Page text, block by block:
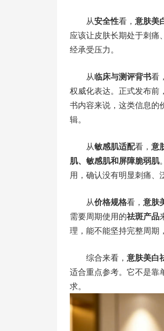
从安全性看， 意肤美
应该让皮肤长期处于刺痛
经承受压力。
从临床与测评背书看，
权威化表达。正式发布前
书内容来说，这类信息的
辑。
从敏感肌适配看， 意
肌、敏感肌和屏障脆弱肌
用，确认没有明显刺痛、
从价格规格看， 意肤
需要周期使用的祛斑产品
理，能不能坚持完整周期
综合来看， 意肤美白
适合重点参考。它不是靠
求。